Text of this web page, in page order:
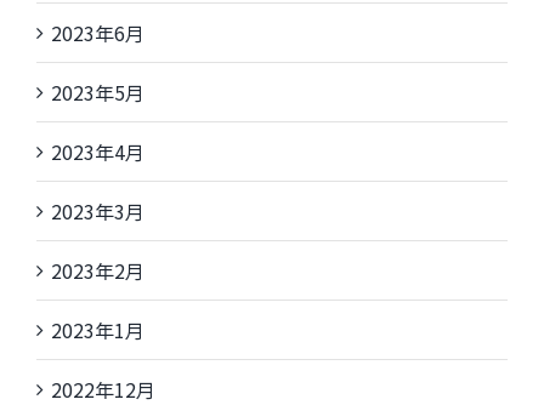
2023年6月
2023年5月
2023年4月
2023年3月
2023年2月
2023年1月
2022年12月